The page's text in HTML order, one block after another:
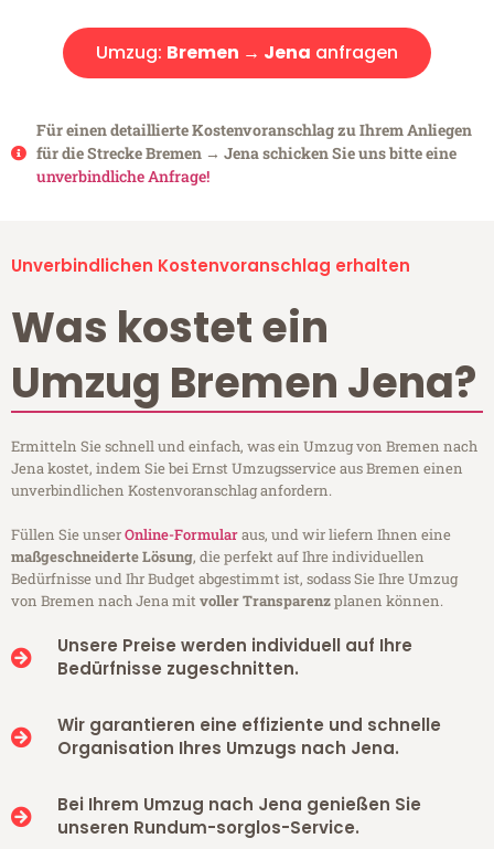
Umzug: Bremen → Jena anfragen
Für einen detaillierte Kostenvoranschlag zu Ihrem Anliegen
für die Strecke Bremen → Jena schicken Sie uns bitte eine
unverbindliche Anfrage!
Unverbindlichen Kostenvoranschlag erhalten
Was kostet ein
Umzug Bremen Jena?
Ermitteln Sie schnell und einfach, was ein Umzug von Bremen nach
Jena kostet, indem Sie bei Ernst Umzugsservice aus Bremen einen
unverbindlichen Kostenvoranschlag anfordern.
Füllen Sie unserOnline-Formularaus, und wir liefern Ihnen eine
maßgeschneiderte Lösung, die perfekt auf Ihre individuellen
Bedürfnisse und Ihr Budget abgestimmt ist, sodass Sie Ihre Umzug
von Bremen nach Jena mitvoller Transparenzplanen können.
Unsere Preise werden individuell auf Ihre
Bedürfnisse zugeschnitten.
Wir garantieren eine effiziente und schnelle
Organisation Ihres Umzugs nach Jena.
Bei Ihrem Umzug nach Jena genießen Sie
unseren Rundum-sorglos-Service.